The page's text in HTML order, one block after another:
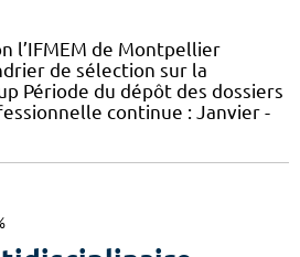
l’IFMEM de Montpellier
de sélection sur la
Période du dépôt des dossiers
continue : Janvier -